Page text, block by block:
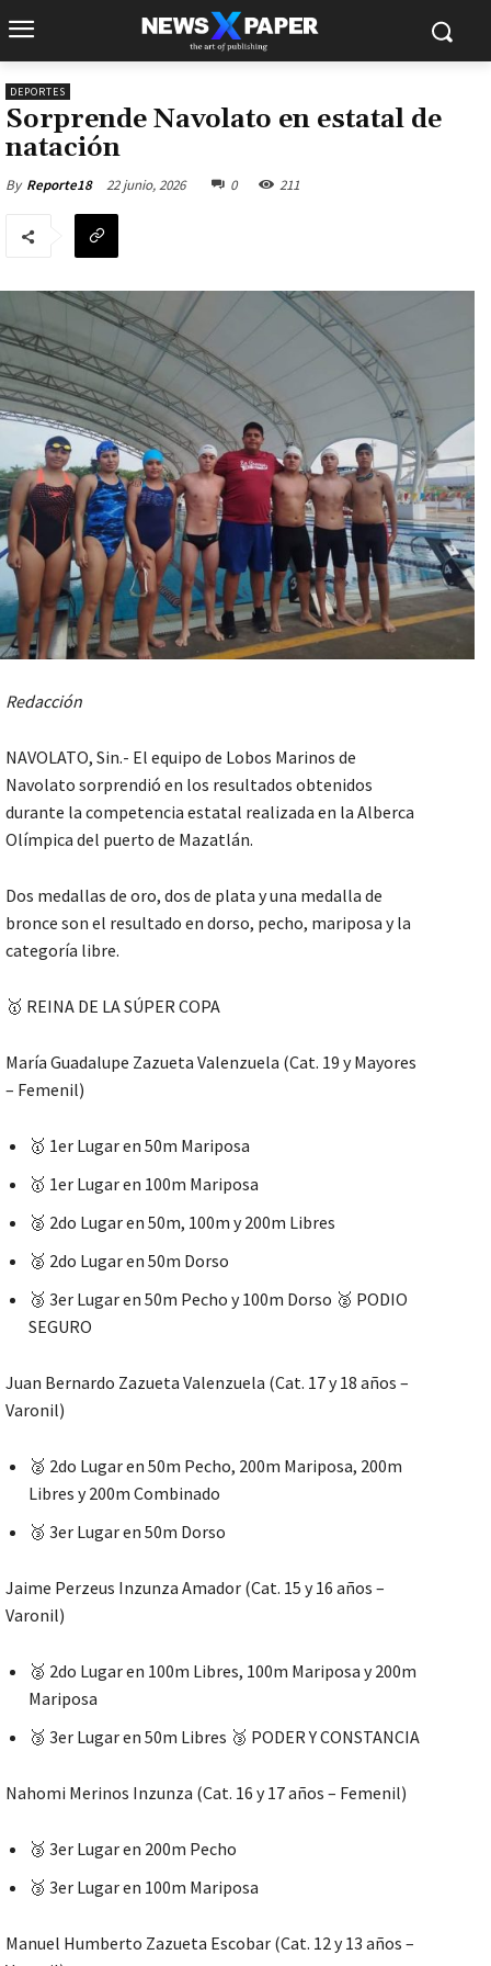
DEPORTES
Sorprende Navolato en estatal de
natación
By Reporte18 22 junio, 2026 0 211
Redacción
NAVOLATO, Sin.- El equipo de Lobos Marinos de
Navolato sorprendió en los resultados obtenidos
durante la competencia estatal realizada en la Alberca
Olímpica del puerto de Mazatlán.
Dos medallas de oro, dos de plata y una medalla de
bronce son el resultado en dorso, pecho, mariposa y la
categoría libre.
🥇 REINA DE LA SÚPER COPA
María Guadalupe Zazueta Valenzuela (Cat. 19 y Mayores
– Femenil)
🥇 1er Lugar en 50m Mariposa
🥇 1er Lugar en 100m Mariposa
🥈 2do Lugar en 50m, 100m y 200m Libres
🥈 2do Lugar en 50m Dorso
🥉 3er Lugar en 50m Pecho y 100m Dorso 🥈 PODIO
SEGURO
Juan Bernardo Zazueta Valenzuela (Cat. 17 y 18 años –
Varonil)
🥈 2do Lugar en 50m Pecho, 200m Mariposa, 200m
Libres y 200m Combinado
🥉 3er Lugar en 50m Dorso
Jaime Perzeus Inzunza Amador (Cat. 15 y 16 años –
Varonil)
🥈 2do Lugar en 100m Libres, 100m Mariposa y 200m
Mariposa
🥉 3er Lugar en 50m Libres 🥉 PODER Y CONSTANCIA
Nahomi Merinos Inzunza (Cat. 16 y 17 años – Femenil)
🥉 3er Lugar en 200m Pecho
🥉 3er Lugar en 100m Mariposa
Manuel Humberto Zazueta Escobar (Cat. 12 y 13 años –